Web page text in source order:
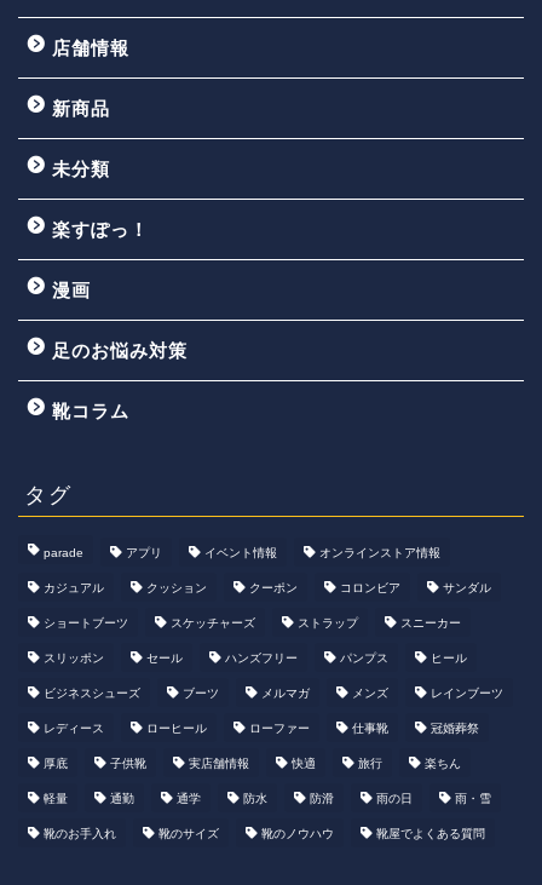
店舗情報
新商品
未分類
楽すぽっ！
漫画
足のお悩み対策
靴コラム
タグ
parade アプリ イベント情報 オンラインストア情報
カジュアル クッション クーポン コロンビア サンダル
ショートブーツ スケッチャーズ ストラップ スニーカー
スリッポン セール ハンズフリー パンプス ヒール
ビジネスシューズ ブーツ メルマガ メンズ レインブーツ
レディース ローヒール ローファー 仕事靴 冠婚葬祭
厚底 子供靴 実店舗情報 快適 旅行 楽ちん
軽量 通勤 通学 防水 防滑 雨の日 雨・雪
靴のお手入れ 靴のサイズ 靴のノウハウ 靴屋でよくある質問